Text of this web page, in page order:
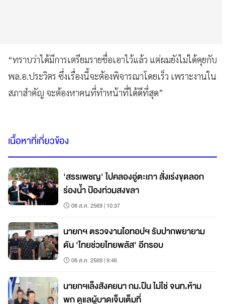
“ทราบว่าได้มีการเตรียมรายชื่อเอาไว้แล้ว แต่ผมยังไม่ได้คุยกับ
พล.อ.ประวิตร ซึ่งเรื่องนี้จะต้องพิจารณาโดยเร็ว เพราะงานใน
สภาสำคัญ จะต้องหาคนที่ทำหน้าที่ได้ดีที่สุด”
เนื้อหาที่เกี่ยวข้อง
'สรรเพชญ' ไปคลองอู่ตะเภา สั่งเร่งขุดลอก
ร่องน้ำ ป้องท่วมสงขลา
08 ส.ค. 2569 | 10:37
นายกฯ ตรวจงานโอทอปฯ รับปากพยายาม
ดัน 'ไทยช่วยไทยพลัส' อีกรอบ
08 ส.ค. 2569 | 9:46
นายกฯเล็งสังคยนา กม.ปืน ไม่ใช่ จนท.ห้าม
พก ดูแลผู้บาดเจ็บเต็มที่